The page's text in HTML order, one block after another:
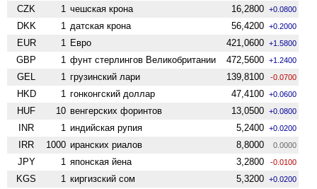
CZK 1 чешская крона 16,2800 +0.0800
DKK 1 датская крона 56,4200 +0.2000
EUR 1 Евро 421,0600 +1.5800
GBP 1 фунт стерлингов Велико­британии 472,5600 +1.2400
GEL 1 грузинский лари 139,8100 -0.0700
HKD 1 гонконгский доллар 47,4100 +0.0600
HUF 10 венгерских форинтов 13,0500 +0.0800
INR 1 индийская рупия 5,2400 +0.0200
IRR 1000 иранских риалов 8,8000 0.0000
JPY 1 японская йена 3,2800 -0.0100
KGS 1 киргизский сом 5,3200 +0.0200